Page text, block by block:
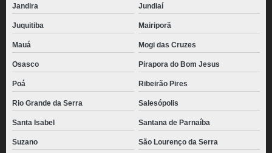
Jandira Jundiaí
Juquitiba Mairiporã
Mauá Mogi das Cruzes
Osasco Pirapora do Bom Jesus
Poá Ribeirão Pires
Rio Grande da Serra Salesópolis
Santa Isabel Santana de Parnaíba
Suzano São Lourenço da Serra